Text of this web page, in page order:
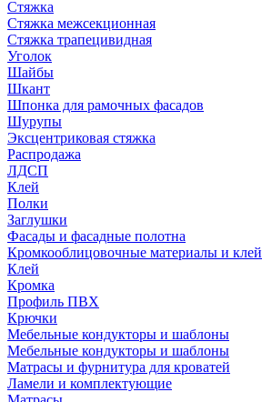
Стяжка
Стяжка межсекционная
Стяжка трапецивидная
Уголок
Шайбы
Шкант
Шпонка для рамочных фасадов
Шурупы
Эксцентриковая стяжка
Распродажа
ЛДСП
Клей
Полки
Заглушки
Фасады и фасадные полотна
Кромкооблицовочные материалы и клей
Клей
Кромка
Профиль ПВХ
Крючки
Мебельные кондукторы и шаблоны
Мебельные кондукторы и шаблоны
Матрасы и фурнитура для кроватей
Ламели и комплектующие